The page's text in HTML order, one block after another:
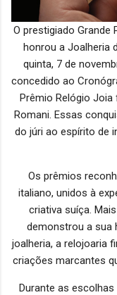
O prestigiado Grande
honrou a Joalheria
quinta, 7 de
concedido ao
Prêmio Relógio
Romani. Essas
do júri ao espírito de
Os prêmios
italiano, unidos à
criativa suíça.
demonstrou a sua
joalheria, a relojoaria
criações marcantes
Durante as